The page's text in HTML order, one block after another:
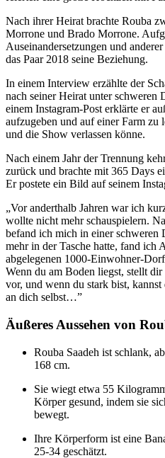
Nach ihrer Heirat brachte Rouba
Morrone und Brado Morrone.
Auseinandersetzungen und
das Paar 2018 seine Beziehung.
In einem Interview erzählte der
nach seiner Heirat unter schweren
einem Instagram-Post erklärte er
aufzugeben und auf einer Farm zu
und die Show verlassen könne.
Nach einem Jahr der Trennung
zurück und brachte mit 365 Days
Er postete ein Bild auf seinem
„Vor anderthalb Jahren war ich
wollte nicht mehr schauspielern.
befand ich mich in einer schweren
mehr in der Tasche hatte, fand ich
abgelegenen 1000-Einwohner-
Wenn du am Boden liegst, stellt
vor, und wenn du stark bist,
an dich selbst…”
Äußeres Aussehen von
Rouba Saadeh ist schlank,
168 cm.
Sie wiegt etwa 55
Körper gesund, indem sie
bewegt.
Ihre Körperform ist eine
25-34 geschätzt.